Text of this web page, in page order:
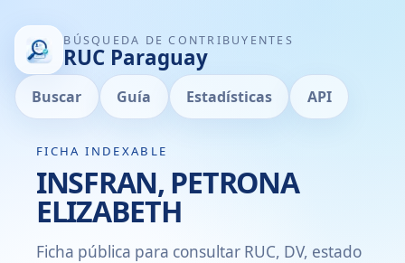
BÚSQUEDA DE CONTRIBUYENTES
RUC Paraguay
Buscar Guía Estadísticas API
FICHA INDEXABLE
INSFRAN, PETRONA
ELIZABETH
Ficha pública para consultar RUC, DV, estado